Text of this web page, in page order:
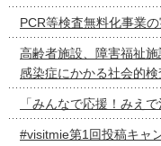
PCR等検査無料化事業
高齢者施設、障害福祉
感染症にかかる社会的
「みんなで応援！みえ
#visitmie第1回投稿キャ